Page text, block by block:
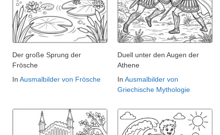
Der große Sprung der
Frösche
In Ausmalbilder von Frösche
Duell unter den Augen der
Athene
In Ausmalbilder von
Griechische Mythologie